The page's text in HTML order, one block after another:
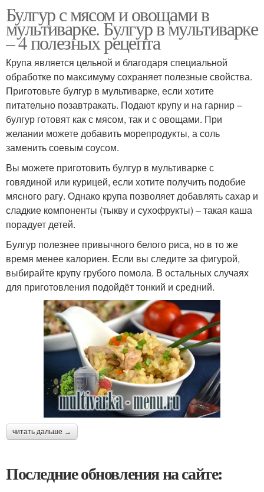
Булгур с мясом и овощами в
мультиварке. Булгур в мультиварке
– 4 полезных рецепта
Крупа является цельной и благодаря специальной
обработке по максимуму сохраняет полезные свойства.
Приготовьте булгур в мультиварке, если хотите
питательно позавтракать. Подают крупу и на гарнир –
булгур готовят как с мясом, так и с овощами. При
желании можете добавить морепродукты, а соль
заменить соевым соусом.
Вы можете приготовить булгур в мультиварке с
говядиной или курицей, если хотите получить подобие
мясного рагу. Однако крупа позволяет добавлять сахар и
сладкие компоненты (тыкву и сухофрукты) – такая каша
порадует детей.
Булгур полезнее привычного белого риса, но в то же
время менее калориен. Если вы следите за фигурой,
выбирайте крупу грубого помола. В остальных случаях
для приготовления подойдёт тонкий и средний.
читать дальше →
Последние обновления на сайте: